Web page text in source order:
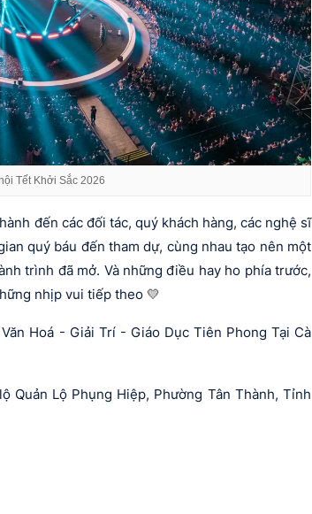
Tết Khởi Sắc 2026
đến các đối tác, quý khách hàng, các nghệ sĩ
quý báu đến tham dự, cùng nhau tạo nên một
trình đã mở. Và những điều hay ho phía trước,
nhịp vui tiếp theo 💛
Hoá - Giải Trí - Giáo Dục Tiên Phong Tại Cà
Quản Lộ Phụng Hiệp, Phường Tân Thành, Tỉnh